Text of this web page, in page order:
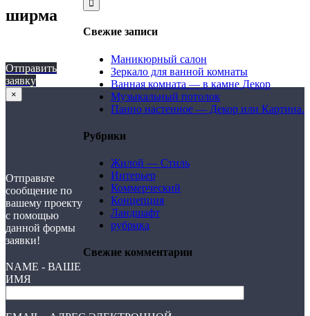
ширма
Свежие записи
Маникюрный салон
Зеркало для ванной комнаты
Ванная комната — в камне Декор
Музыкальный потолок
Панно настенное — Декор или Картина.
Рубрики
Жилой — Стиль
Интерьер
Коммерческий
Концепция
Ландшафт
рубрика
Свежие комментарии
Отправить
заявку
×
Отправьте
сообщение по
вашему проекту
с помощью
данной формы
заявки!
NAME - ВАШЕ
ИМЯ